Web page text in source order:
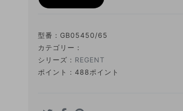
型番： GB05450/65
カテゴリー：
シリーズ : REGENT
ポイント : 488ポイント